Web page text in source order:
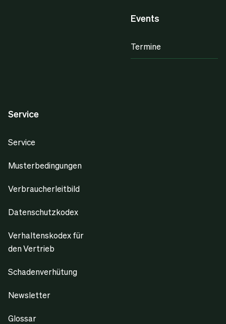
Events
Termine
Service
Service
Musterbedingungen
Verbraucherleitbild
Datenschutzkodex
Verhaltenskodex für
den Vertrieb
Schadenverhütung
Newsletter
Glossar